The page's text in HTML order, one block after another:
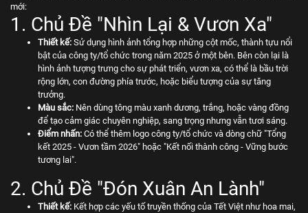
mới:
1. Chủ Đề "Nhìn Lại & Vươn Xa"
Thiết kế: Sử dụng hình ảnh tổng hợp những cột mốc, thành tựu nổi
bật của công ty/tổ chức trong năm 2025 ở một bên. Bên còn lại là
hình ảnh tượng trưng cho sự phát triển, vươn xa, có thể là bầu trời
rộng lớn, con đường phía trước, hoặc biểu tượng của sự tăng
trưởng.
Màu sắc: Nên dùng tông màu xanh dương, trắng, hoặc vàng đồng
để tạo cảm giác chuyên nghiệp, sang trọng nhưng vẫn tươi sáng.
Điểm nhấn: Có thể thêm logo công ty/tổ chức và dòng chữ "Tổng
kết 2025 - Vươn tầm 2026" hoặc "Kết nối thành công - Vững bước
tương lai".
2. Chủ Đề "Đón Xuân An Lành"
Thiết kế: Kết hợp các yếu tố truyền thống của Tết Việt như hoa mai,